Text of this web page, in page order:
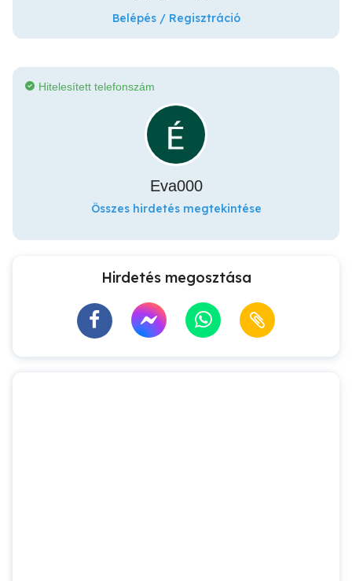
Belépés / Regisztráció
Hitelesített telefonszám
Eva000
Összes hirdetés megtekintése
Hirdetés megosztása